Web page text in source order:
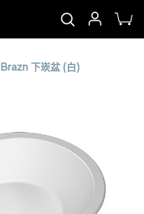
Brazn 下崁盆 (白)